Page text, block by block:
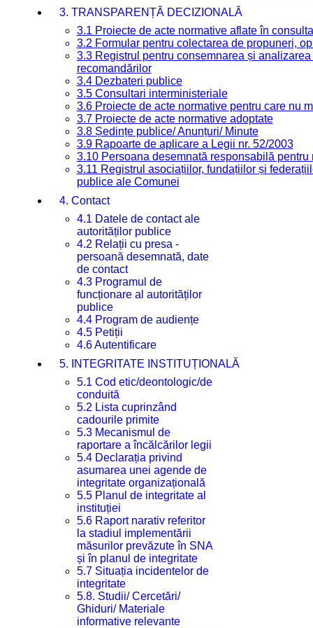
3. TRANSPARENȚĂ DECIZIONALĂ
3.1 Proiecte de acte normative aflate în
3.2 Formular pentru colectarea de propuneri,
3.3 Registrul pentru consemnarea și
recomandărilor
3.4 Dezbateri publice
3.5 Consultari interministeriale
3.6 Proiecte de acte normative pentru care nu
3.7 Proiecte de acte normative adoptate
3.8 Ședințe publice/ Anunțuri/ Minute
3.9 Rapoarte de aplicare a Legii nr. 52/2003
3.10 Persoana desemnată responsabilă
3.11 Registrul asociațiilor, fundațiilor și
publice ale Comunei
4. Contact
4.1 Datele de contact ale
autorităților publice
4.2 Relații cu presa -
persoană desemnată, date
de contact
4.3 Programul de
funcționare al autorităților
publice
4.4 Program de audiențe
4.5 Petiții
4.6 Autentificare
5. INTEGRITATE INSTITUȚIONALĂ
5.1 Cod etic/deontologic/de
conduită
5.2 Lista cuprinzând
cadourile primite
5.3 Mecanismul de
raportare a încălcărilor legii
5.4 Declarația privind
asumarea unei agende de
integritate organizațională
5.5 Planul de integritate al
instituției
5.6 Raport narativ referitor
la stadiul implementării
măsurilor prevăzute în SNA
și în planul de integritate
5.7 Situația incidentelor de
integritate
5.8. Studii/ Cercetări/
Ghiduri/ Materiale
informative relevante